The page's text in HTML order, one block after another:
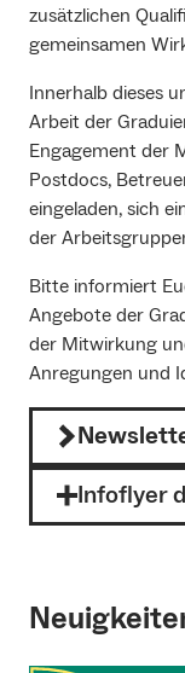
zusätzlichen
gemeinsamen
Innerhalb dieses
Arbeit der
Engagement der
Postdocs,
eingeladen, sich
der
Bitte informiert
Angebote der
der Mitwirkung
Anregungen und
Infoflyer